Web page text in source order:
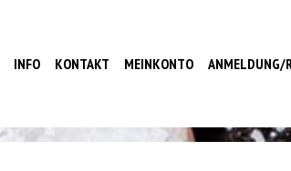
INFO KONTAKT MEINKONTO ANMELDUNG/